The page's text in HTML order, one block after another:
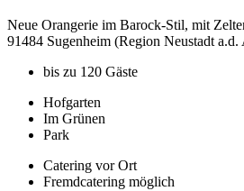
Neue Orangerie im Barock-Stil, mit
91484 Sugenheim (Region Neustadt a.d.
bis zu 120 Gäste
Hofgarten
Im Grünen
Park
Catering vor Ort
Fremdcatering möglich